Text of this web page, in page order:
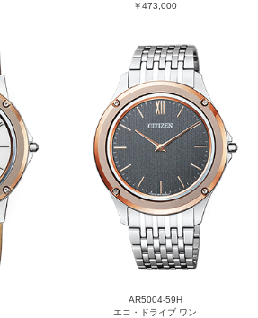
￥473,000
AR5004-59H
エコ・ドライブ ワン